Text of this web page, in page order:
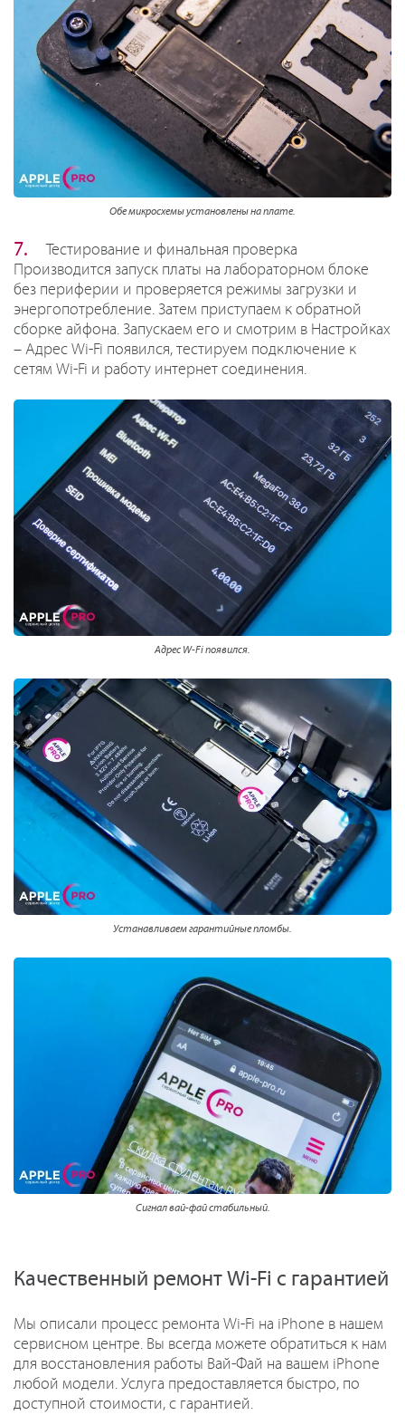
Обе микросхемы установлены на плате.
Тестирование и финальная проверка
Производится запуск платы на лабораторном блоке
без периферии и проверяется режимы загрузки и
энергопотребление. Затем приступаем к обратной
сборке айфона. Запускаем его и смотрим в Настройках
– Адрес Wi-Fi появился, тестируем подключение к
сетям Wi-Fi и работу интернет соединения.
Адрес W-Fi появился.
Устанавливаем гарантийные пломбы.
Сигнал вай-фай стабильный.
Качественный ремонт Wi-Fi с гарантией
Мы описали процесс ремонта Wi-Fi на iPhone в нашем
сервисном центре. Вы всегда можете обратиться к нам
для восстановления работы Вай-Фай на вашем iPhone
любой модели. Услуга предоставляется быстро, по
доступной стоимости, с гарантией.